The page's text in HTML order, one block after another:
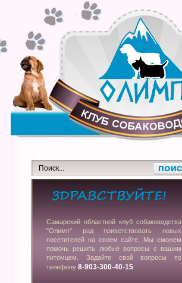
Самарский областной клуб собаководства
"Олимп" рад приветствовать новых
посетителей на своем сайте. Мы сможем
помочь решить любые вопросы с вашим
питомцем. Задайте свой вопросы по
телефону 8-903-300-40-15